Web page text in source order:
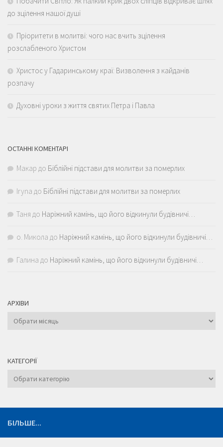
до зцілення нашої душі
Пріоритети в молитві: чого нас вчить зцілення
розслабленого Христом
Христос у Гадаринському краї: Визволення з кайданів
розпачу
Духовні уроки з життя святих Петра і Павла
ОСТАННІ КОМЕНТАРІ
Макар до Біблійні підстави для молитви за померлих
Iryna до Біблійні підстави для молитви за померлих
Таня до Наріжний камінь, що його відкинули будівничі…
о. Микола до Наріжний камінь, що його відкинули будівничі…
Галина до Наріжний камінь, що його відкинули будівничі…
АРХІВИ
Архіви
КАТЕГОРІЇ
Категорії
БІЛЬШЕ...